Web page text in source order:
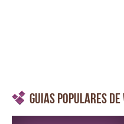
Guias Populares